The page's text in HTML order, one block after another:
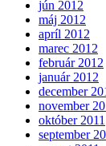
jún 2012
máj 2012
apríl 2012
marec 2012
február 2012
január 2012
december
november
október 2011
september